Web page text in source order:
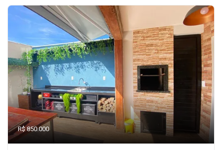
R$ 850.000